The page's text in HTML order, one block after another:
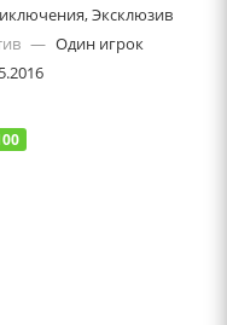
Эксклюзив
— Один игрок